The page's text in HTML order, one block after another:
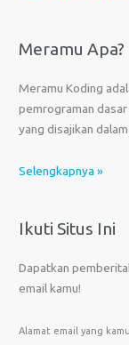
Meramu Apa?
Meramu Koding
pemrograman
yang disajikan
Selengkapnya »
Ikuti Situs Ini
Dapatkan
email kamu!
Alamat email yang